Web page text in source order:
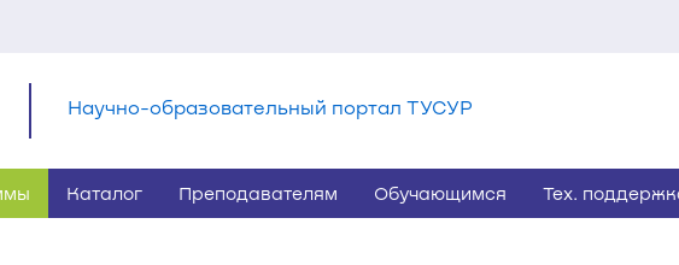
Научно-образовательный портал ТУСУР
Каталог Преподавателям Обучающимся Тех.